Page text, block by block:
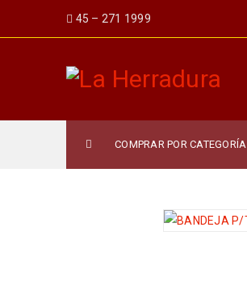
45 – 271 1999
COMPRAR POR CATEGORÍA